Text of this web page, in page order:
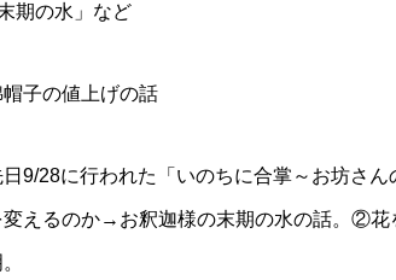
期の水」など
帽子の値上げの話
日9/28に行われた「いのちに合掌～お坊さ
変えるのか→お釈迦様の末期の水の話。②花